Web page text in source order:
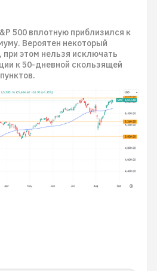
500 вплотную приблизился к
Вероятен некоторый
этом нельзя исключать
к 50-дневной скользящей